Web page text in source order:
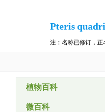
Pteris
注：名称已修订，正
植物百科
微百科